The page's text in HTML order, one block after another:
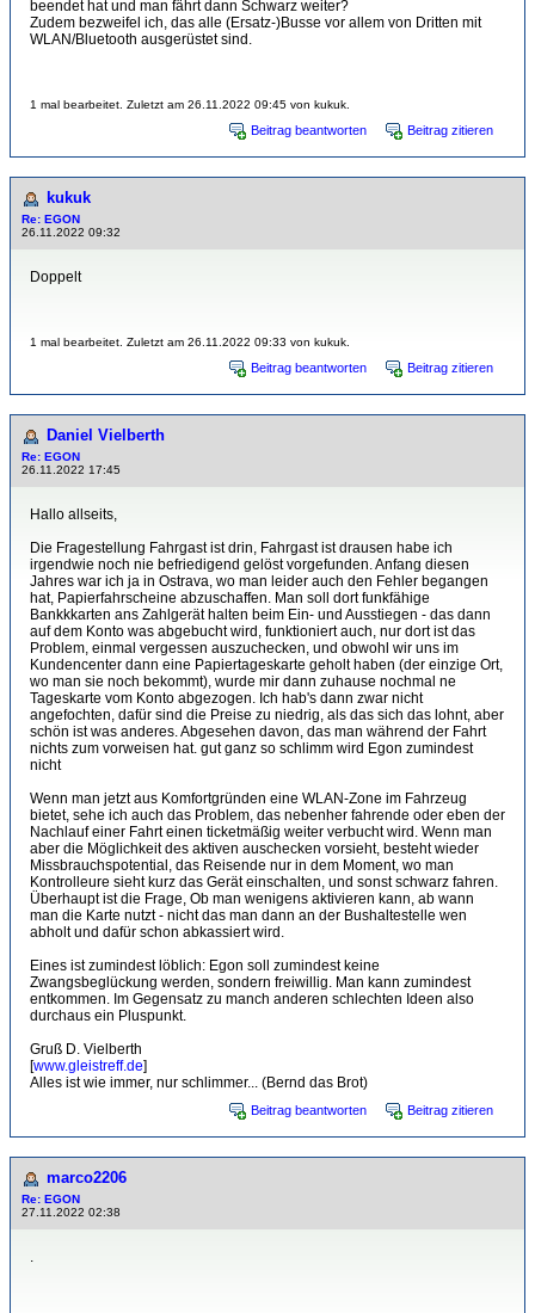
beendet hat und man fährt dann Schwarz weiter?
Zudem bezweifel ich, das alle (Ersatz-)Busse vor allem von Dritten mit
WLAN/Bluetooth ausgerüstet sind.
1 mal bearbeitet. Zuletzt am 26.11.2022 09:45 von kukuk.
Beitrag beantworten Beitrag zitieren
kukuk
Re: EGON
26.11.2022 09:32
Doppelt
1 mal bearbeitet. Zuletzt am 26.11.2022 09:33 von kukuk.
Beitrag beantworten Beitrag zitieren
Daniel Vielberth
Re: EGON
26.11.2022 17:45
Hallo allseits,
Die Fragestellung Fahrgast ist drin, Fahrgast ist drausen habe ich
irgendwie noch nie befriedigend gelöst vorgefunden. Anfang diesen
Jahres war ich ja in Ostrava, wo man leider auch den Fehler begangen
hat, Papierfahrscheine abzuschaffen. Man soll dort funkfähige
Bankkkarten ans Zahlgerät halten beim Ein- und Ausstiegen - das dann
auf dem Konto was abgebucht wird, funktioniert auch, nur dort ist das
Problem, einmal vergessen auszuchecken, und obwohl wir uns im
Kundencenter dann eine Papiertageskarte geholt haben (der einzige Ort,
wo man sie noch bekommt), wurde mir dann zuhause nochmal ne
Tageskarte vom Konto abgezogen. Ich hab's dann zwar nicht
angefochten, dafür sind die Preise zu niedrig, als das sich das lohnt, aber
schön ist was anderes. Abgesehen davon, das man während der Fahrt
nichts zum vorweisen hat. gut ganz so schlimm wird Egon zumindest
nicht
Wenn man jetzt aus Komfortgründen eine WLAN-Zone im Fahrzeug
bietet, sehe ich auch das Problem, das nebenher fahrende oder eben der
Nachlauf einer Fahrt einen ticketmäßig weiter verbucht wird. Wenn man
aber die Möglichkeit des aktiven auschecken vorsieht, besteht wieder
Missbrauchspotential, das Reisende nur in dem Moment, wo man
Kontrolleure sieht kurz das Gerät einschalten, und sonst schwarz fahren.
Überhaupt ist die Frage, Ob man wenigens aktivieren kann, ab wann
man die Karte nutzt - nicht das man dann an der Bushaltestelle wen
abholt und dafür schon abkassiert wird.
Eines ist zumindest löblich: Egon soll zumindest keine
Zwangsbeglückung werden, sondern freiwillig. Man kann zumindest
entkommen. Im Gegensatz zu manch anderen schlechten Ideen also
durchaus ein Pluspunkt.
Gruß D. Vielberth
[www.gleistreff.de]
Alles ist wie immer, nur schlimmer... (Bernd das Brot)
Beitrag beantworten Beitrag zitieren
marco2206
Re: EGON
27.11.2022 02:38
.